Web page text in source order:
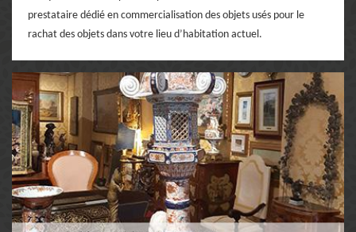
prestataire dédié en commercialisation des objets usés pour le
rachat des objets dans votre lieu d’habitation actuel.